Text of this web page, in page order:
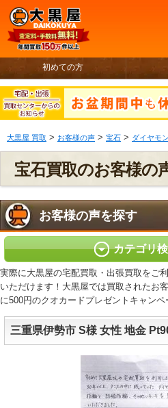
初めての方
大黒屋 買取 > お客様の声 > 宝石 > ダイヤモ
宝石買取のお客様の
お客様の声を探す
カテゴリ
実際に大黒屋の宅配買取・出張買取をご
いただけます！大黒屋では買取されたお
に500円のクオカードプレゼントキャンペ
三重県伊勢市 S様 女性 地金